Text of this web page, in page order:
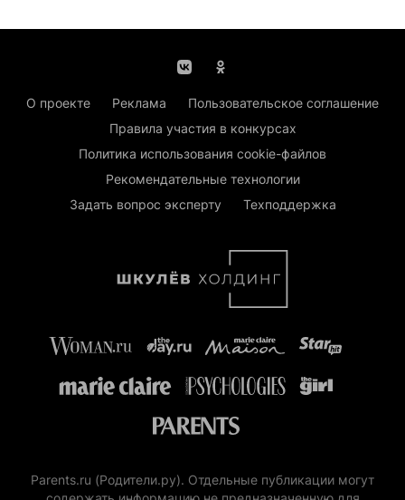
О проекте Реклама
Пользовательское соглашение
Правила участия в конкурсах
Политика использования cookie-файлов
Рекомендательные технологии
Задать вопрос эксперту
Техподдержка
Parents.ru (Родители.ру). Отдельные публикации могут